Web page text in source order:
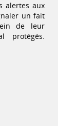
alertes aux
un fait
de leur
protégés.